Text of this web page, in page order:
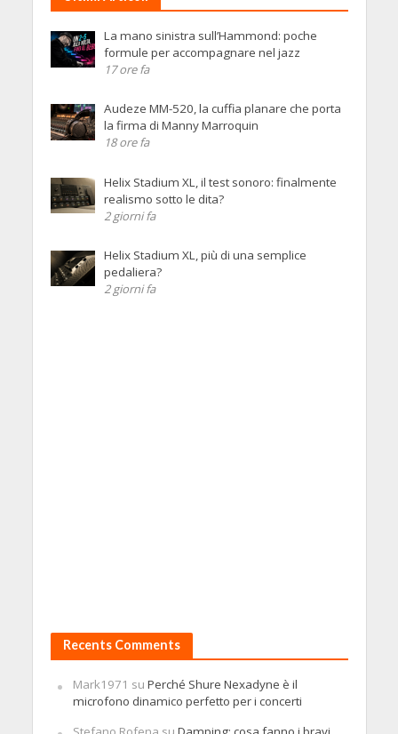
La mano sinistra sull’Hammond: poche
formule per accompagnare nel jazz
17 ore fa
Audeze MM-520, la cuffia planare che porta
la firma di Manny Marroquin
18 ore fa
Helix Stadium XL, il test sonoro: finalmente
realismo sotto le dita?
2 giorni fa
Helix Stadium XL, più di una semplice
pedaliera?
2 giorni fa
Recents Comments
Mark1971 su Perché Shure Nexadyne è il
microfono dinamico perfetto per i concerti